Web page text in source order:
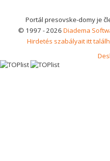
Portál presovske-domy je
© 1997 - 2026 Diadema
Hirdetés szabályait itt